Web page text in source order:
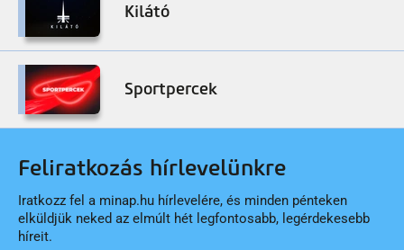
Kilátó
Sportpercek
Feliratkozás hírlevelünkre
Iratkozz fel a minap.hu hírlevelére, és minden pénteken
elküldjük neked az elmúlt hét legfontosabb, legérdekesebb
híreit.